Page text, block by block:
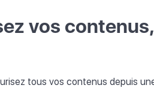
vos
tous vos contenus depuis